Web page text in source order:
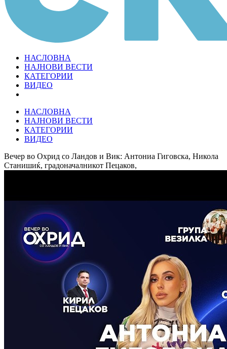
НАСЛОВНА
НАЈНОВИ ВЕСТИ
КАТЕГОРИИ
ВИДЕО
НАСЛОВНА
НАЈНОВИ ВЕСТИ
КАТЕГОРИИ
ВИДЕО
Вечер во Охрид со Ландов и Вик: Антониа Гиговска, Никола
Станишиќ, градоначалникот Пецаков,